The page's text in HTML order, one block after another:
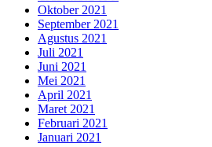
Oktober 2021
September 2021
Agustus 2021
Juli 2021
Juni 2021
Mei 2021
April 2021
Maret 2021
Februari 2021
Januari 2021